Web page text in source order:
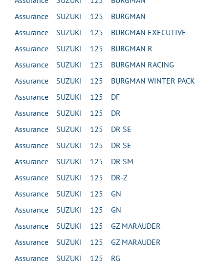
Assurance SUZUKI 125 BURGMAN
Assurance SUZUKI 125 BURGMAN EXECUTIVE
Assurance SUZUKI 125 BURGMAN R
Assurance SUZUKI 125 BURGMAN RACING
Assurance SUZUKI 125 BURGMAN WINTER PACK
Assurance SUZUKI 125 DF
Assurance SUZUKI 125 DR
Assurance SUZUKI 125 DR SE
Assurance SUZUKI 125 DR SE
Assurance SUZUKI 125 DR SM
Assurance SUZUKI 125 DR-Z
Assurance SUZUKI 125 GN
Assurance SUZUKI 125 GN
Assurance SUZUKI 125 GZ MARAUDER
Assurance SUZUKI 125 GZ MARAUDER
Assurance SUZUKI 125 RG